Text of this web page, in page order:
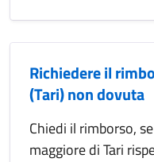
Richiedere il
(Tari) non dovuta
Chiedi il rimborso,
maggiore di Tari